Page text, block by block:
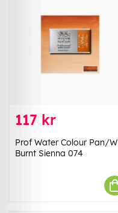
117 kr
Prof Water Colour Pan/W
Burnt Sienna 074